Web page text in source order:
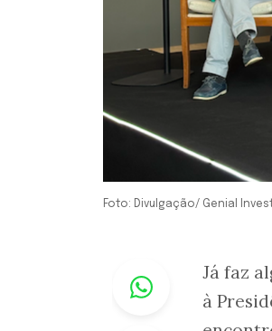
Foto: Divulgação/ Genial
Whastapp
Já faz
à